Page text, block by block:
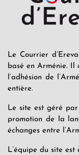
Le Courrier
basé en Arménie. Il
l’adhésion de
entière.
Le site est géré
promotion de la
échanges entre
L’équipe du site